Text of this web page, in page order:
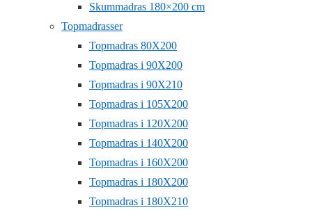
Skummadras 180×200 cm
Topmadrasser
Topmadras 80X200
Topmadras i 90X200
Topmadras i 90X210
Topmadras i 105X200
Topmadras i 120X200
Topmadras i 140X200
Topmadras i 160X200
Topmadras i 180X200
Topmadras i 180X210